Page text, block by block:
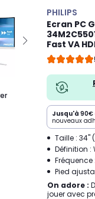
PHILIPS
Ecran PC
Fast VA
Jusqu'à 90€
nouveaux
Taille : 34"
Définition :
Fréquence
Pied
On adore :
jouer avec